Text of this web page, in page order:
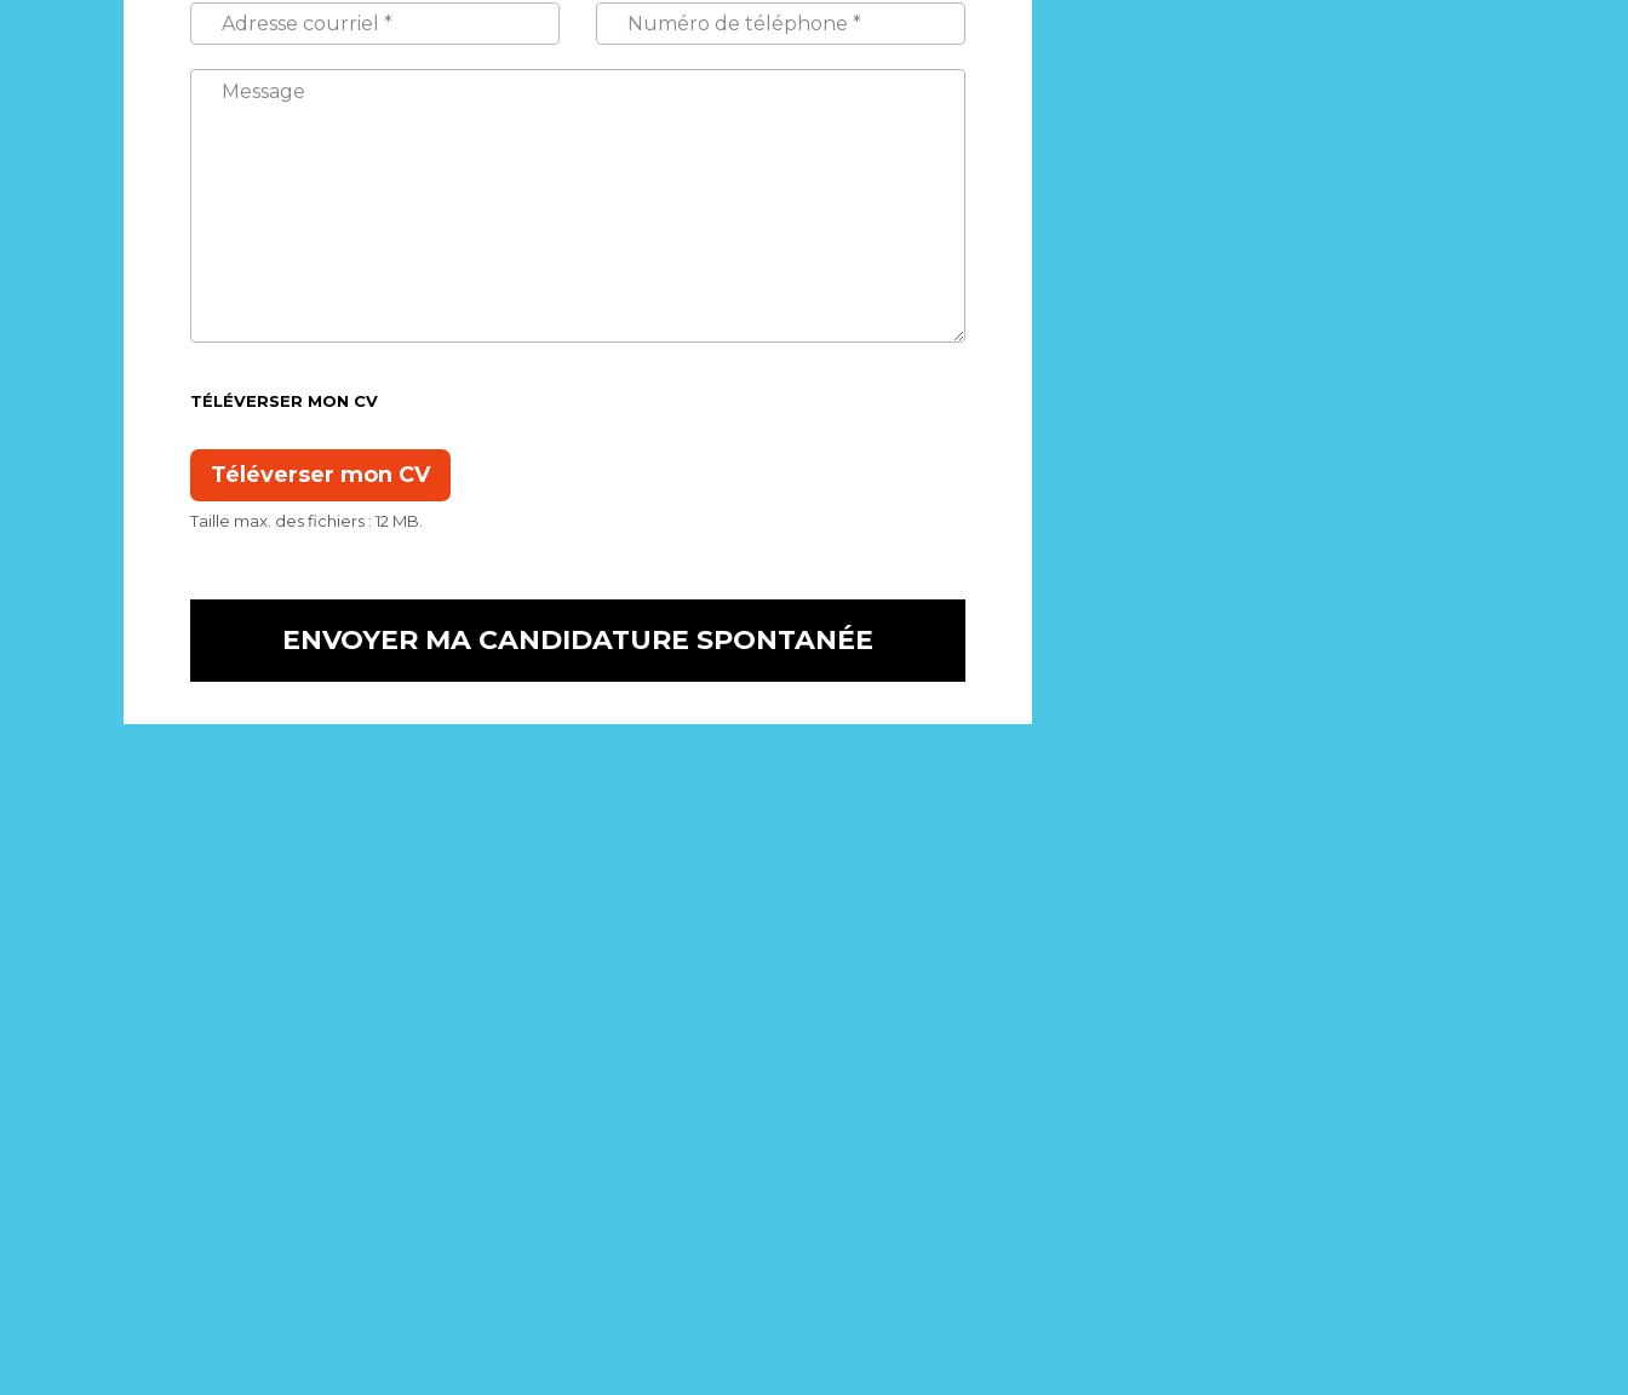
ADRESSE
COURRIEL
*
NUMÉRO
TÉLÉPHONE
*
MESSAGE
TÉLÉVERSER MON CV
Taille max. des fichiers : 12 MB.